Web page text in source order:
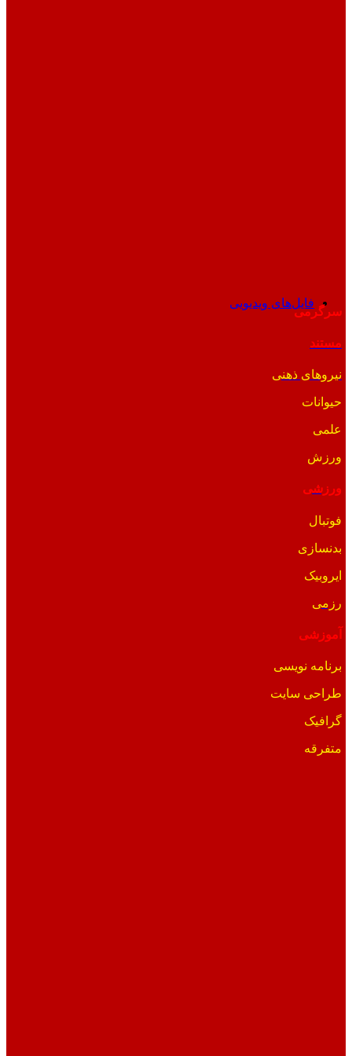
فایل‌های ویدیویی
سرگرمی
مستند
نیروهای ذهنی
حیوانات
علمی
ورزش
ورزشی
فوتبال
بدنسازی
ایروبیک
رزمی
آموزشی
برنامه نویسی
طراحی سایت
گرافیک
متفرقه